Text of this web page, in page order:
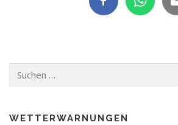
nach:
WETTERWARNUNGEN